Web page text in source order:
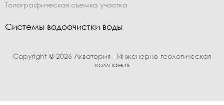
Топографическая съемка участка
Системы водоочистки воды
Copyright © 2026 Акватория - Инженерно-геологическая
компания